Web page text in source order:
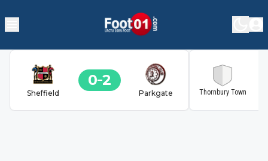
Sheffield
0 2
Parkgate Thornbury Town